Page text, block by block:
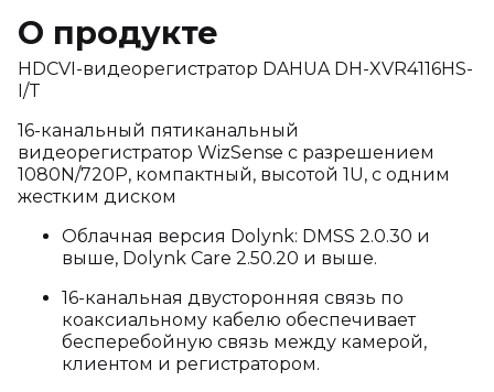
О продукте
HDCVI-видеорегистратор DAHUA DH-XVR4116HS-
I/T
16-канальный пятиканальный
видеорегистратор WizSense с разрешением
1080N/720P, компактный, высотой 1U, с одним
жестким диском
Облачная версия Dolynk: DMSS 2.0.30 и
выше, Dolynk Care 2.50.20 и выше.
16-канальная двусторонняя связь по
коаксиальному кабелю обеспечивает
бесперебойную связь между камерой,
клиентом и регистратором.